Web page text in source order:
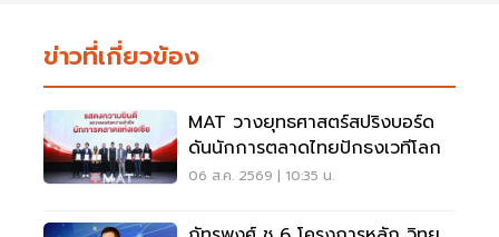
ข่าวที่เกี่ยวข้อง
MAT วางยุทธศาสตร์สปริงบอร์ด
ดันนักการตลาดไทยปักธงเวทีโลก
06 ส.ค. 2569 | 10:35 น.